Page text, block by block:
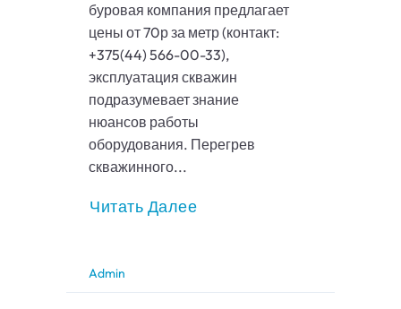
буровая компания предлагает
цены от 70р за метр (контакт:
+375(44) 566-00-33),
эксплуатация скважин
подразумевает знание
нюансов работы
оборудования. Перегрев
скважинного...
Читать Далее
Admin